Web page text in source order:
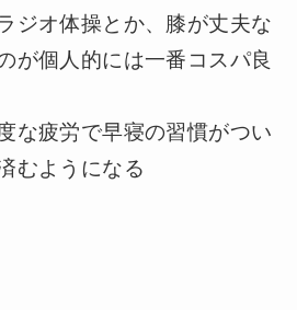
ジオ体操とか、膝が丈夫な
が個人的には一番コスパ良
な疲労で早寝の習慣がつい
むようになる